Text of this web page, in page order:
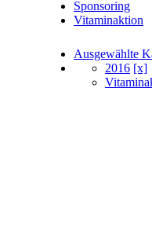
Sponsoring
Vitaminaktion
Ausgewählte
2016 [x]